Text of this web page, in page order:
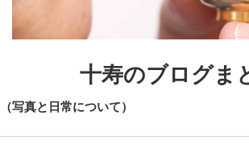
十寿のブログま
（写真と日常について）